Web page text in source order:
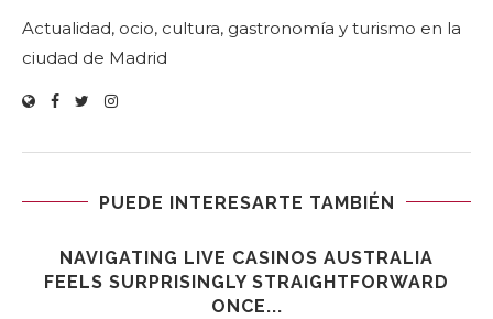
Actualidad, ocio, cultura, gastronomía y turismo en la
ciudad de Madrid
PUEDE INTERESARTE TAMBIÉN
NAVIGATING LIVE CASINOS AUSTRALIA
FEELS SURPRISINGLY STRAIGHTFORWARD
ONCE...